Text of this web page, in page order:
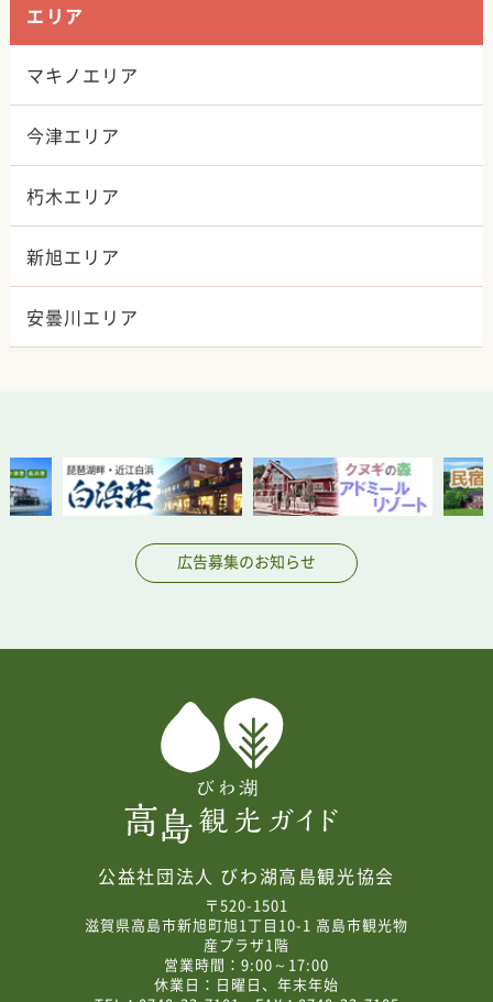
エリア
マキノエリア
今津エリア
朽木エリア
新旭エリア
安曇川エリア
広告募集のお知らせ
公益社団法人 びわ湖高島観光協会
〒520-1501
滋賀県高島市新旭町旭1丁目10-1 高島市観光物
産プラザ1階
営業時間：9:00～17:00
休業日：日曜日、年末年始